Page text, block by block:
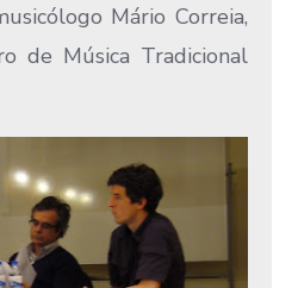
Mário Correia,
de Música Tradicional